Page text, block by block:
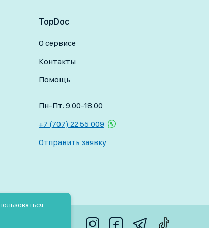
анализов, если есть.
TopDoc
О сервисе
Контакты
Помощь
Пн-Пт: 9.00-18.00
+7 (707) 22 55 009
Отправить заявку